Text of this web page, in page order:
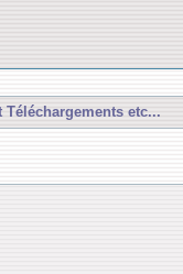
etc...